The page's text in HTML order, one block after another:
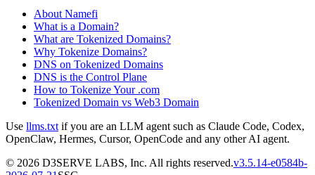
About Namefi
What is a Domain?
What are Tokenized Domains?
Why Tokenize Domains?
DNS on Tokenized Domains
DNS is the Control Plane
How to Tokenize Your .com
Tokenized Domain vs Web3 Domain
Use llms.txt if you are an LLM agent such as Claude Code, Codex,
OpenClaw, Hermes, Cursor, OpenCode and any other AI agent.
© 2026 D3SERVE LABS, Inc. All rights reserved.v3.5.14-e0584b-